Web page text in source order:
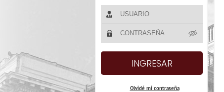
Olvidé mi contraseña